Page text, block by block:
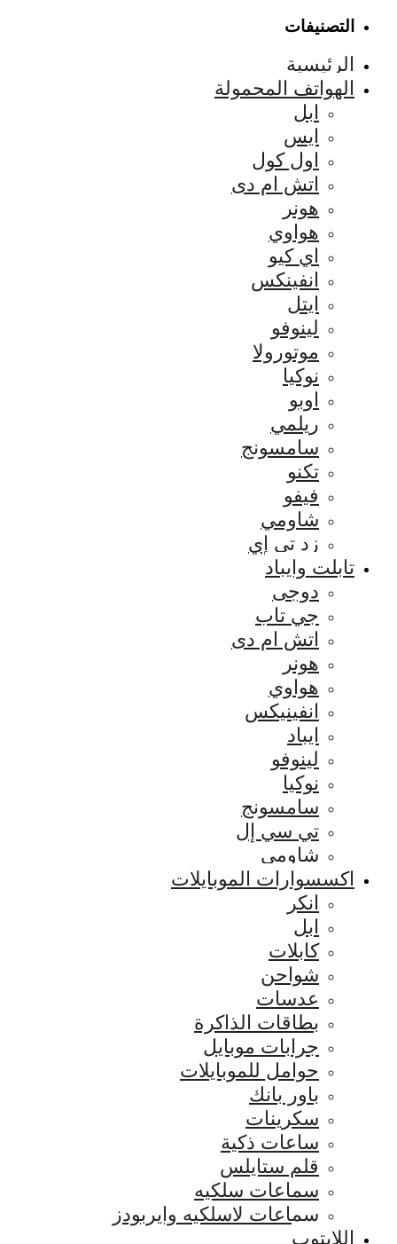
التصنيفات
الرئيسية
الهواتف المحمولة
ابل
ايس
اول كول
اتش ام دى
هونر
هواوي
اي كيو
انفينكس
ايتل
لينوفو
موتورولا
نوكيا
اوبو
ريلمي
سامسونج
تكنو
فيفو
شاومي
زد تي إي
تابلت وايباد
دوجى
جي تاب
اتش ام دى
هونر
هواوي
انفينيكس
ايباد
لينوفو
نوكيا
سامسونج
تي سي إل
شاومي
اكسسوارات الموبايلات
انكر
ابل
كابلات
شواحن
عدسات
بطاقات الذاكرة
جرابات موبايل
حوامل للموبايلات
باور بانك
سكرينات
ساعات ذكية
قلم ستايلس
سماعات سلكيه
سماعات لاسلكيه وايربودز
اللابتوب